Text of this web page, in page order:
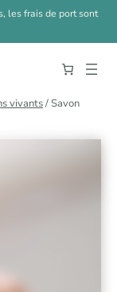
les frais de port sont
vivants/ Savon